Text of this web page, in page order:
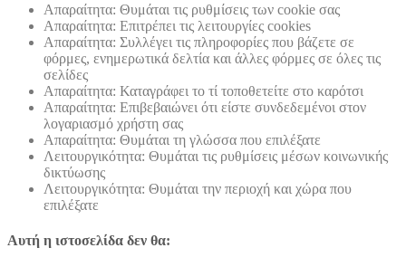
Απαραίτητα: Θυμάται τις ρυθμίσεις των cookie σας
Απαραίτητα: Επιτρέπει τις λειτουργίες cookies
Απαραίτητα: Συλλέγει τις πληροφορίες που βάζετε σε
φόρμες, ενημερωτικά δελτία και άλλες φόρμες σε όλες τις
σελίδες
Απαραίτητα: Καταγράφει το τί τοποθετείτε στο καρότσι
Απαραίτητα: Επιβεβαιώνει ότι είστε συνδεδεμένοι στον
λογαριασμό χρήστη σας
Απαραίτητα: Θυμάται τη γλώσσα που επιλέξατε
Λειτουργικότητα: Θυμάται τις ρυθμίσεις μέσων κοινωνικής
δικτύωσης
Λειτουργικότητα: Θυμάται την περιοχή και χώρα που
επιλέξατε
Αυτή η ιστοσελίδα δεν θα: